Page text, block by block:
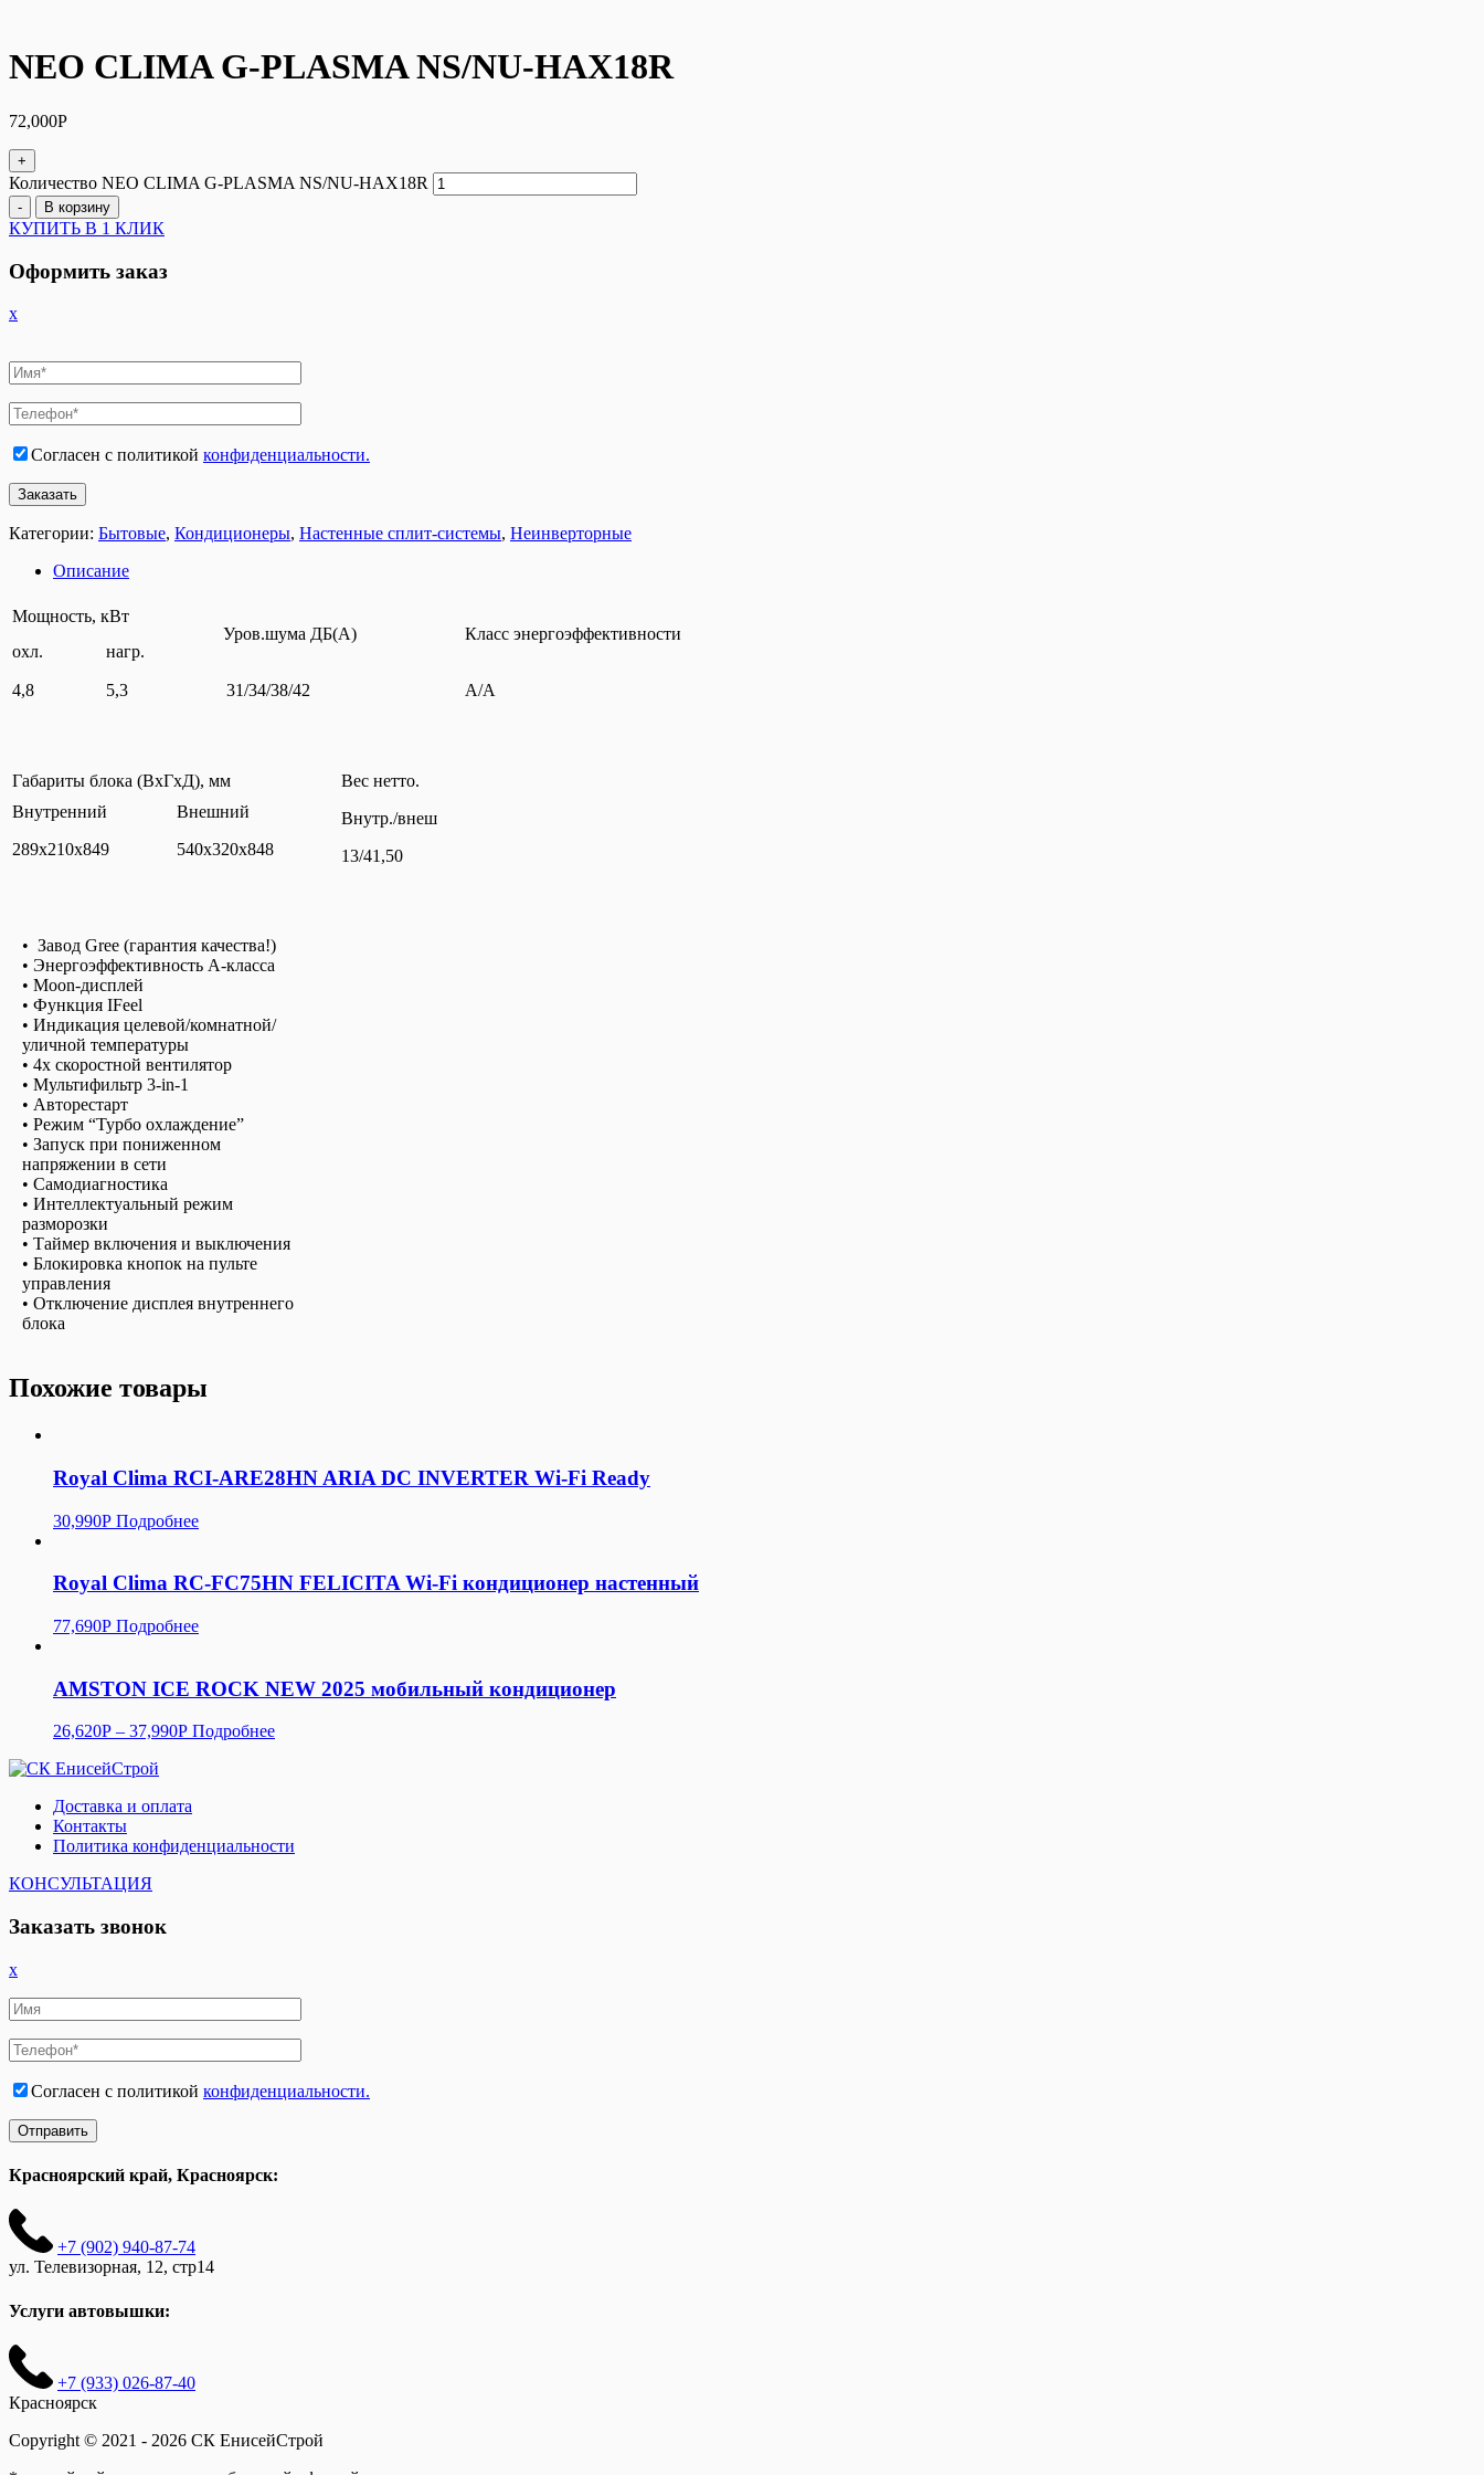
NEO CLIMA G-PLASMA NS/NU-HAX18R
72,000Р
+
Количество NEO CLIMA G-PLASMA NS/NU-HAX18R
- В корзину
КУПИТЬ В 1 КЛИК
Оформить заказ
x
Согласен с политикой конфиденциальности.
Категории: Бытовые, Кондиционеры, Настенные сплит-системы, Неинверторные
Описание
Мощность, кВт
Уров.шума ДБ(А)
Класс энергоэффективности
охл.
нагр.
4,8 5,3 31/34/38/42 A/А
Габариты блока (ВxГxД), мм
Вес нетто.
Внутр./внеш
13/41,50
Внутренний
289х210х849
Внешний
540x320x848
• Завод Gree (гарантия качества!)
• Энергоэффективность А-класса
• Moon-дисплей
• Функция IFeel
• Индикация целевой/комнатной/
уличной температуры
• 4х скоростной вентилятор
• Мультифильтр 3-in-1
• Авторестарт
• Режим “Турбо охлаждение”
• Запуск при пониженном
напряжении в сети
• Самодиагностика
• Интеллектуальный режим
разморозки
• Таймер включения и выключения
• Блокировка кнопок на пульте
управления
• Отключение дисплея внутреннего
блока
Похожие товары
Royal Clima RCI-ARE28HN ARIA DC INVERTER Wi-Fi Ready
30,990Р Подробнее
Royal Clima RC-FC75HN FELICITA Wi-Fi кондиционер настенный
77,690Р Подробнее
AMSTON ICE ROCK NEW 2025 мобильный кондиционер
26,620Р – 37,990Р Подробнее
Доставка и оплата
Контакты
Политика конфиденциальности
КОНСУЛЬТАЦИЯ
Заказать звонок
x
Согласен с политикой конфиденциальности.
Красноярский край, Красноярск:
+7 (902) 940-87-74
ул. Телевизорная, 12, стр14
Услуги автовышки:
+7 (933) 026-87-40
Красноярск
Copyright © 2021 - 2026 СК ЕнисейСтрой